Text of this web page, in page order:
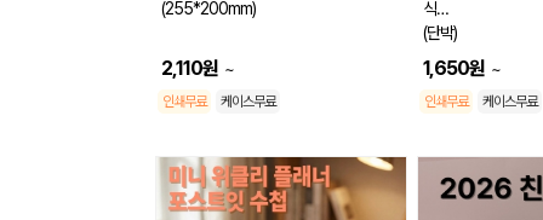
(255*200mm)
2,110원 ~
인쇄무료 케이스무료
식
(단박)
(260*190mm)
1,650원 ~
인쇄무료 케이스무료